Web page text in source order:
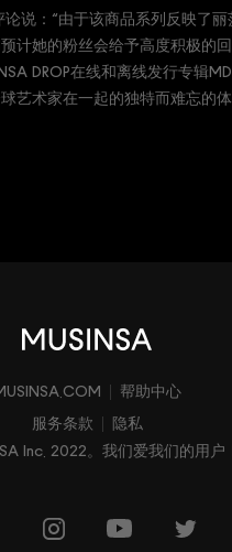
论说：“由于该商品系列反映了
计她的粉丝会给予高度积极的回
DROP在线和离线发行专辑
艺术家在一起的独特而难忘的
帮助中心
服务条款
隐私
Inc. 2022。我们爱我们的用户